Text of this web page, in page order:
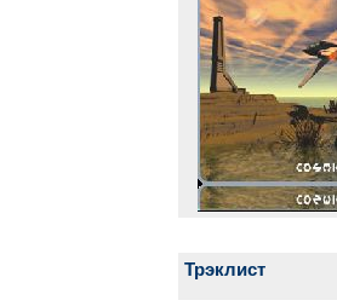
Трэклист